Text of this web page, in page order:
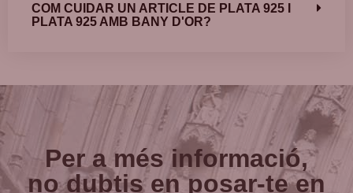
COM CUIDAR UN ARTICLE DE PLATA 925 I
PLATA 925 AMB BANY D'OR?
Per a més informació,
no dubtis en posar-te en